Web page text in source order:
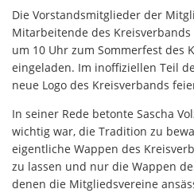
Die Vorstandsmitglieder der
Mitarbeitende des
um 10 Uhr zum Sommerfest des
eingeladen. Im inoffiziellen Teil
neue Logo des Kreisverbands
In seiner Rede betonte Sascha
wichtig war, die Tradition zu
eigentliche Wappen des
zu lassen und nur die Wappen
denen die Mitgliedsvereine